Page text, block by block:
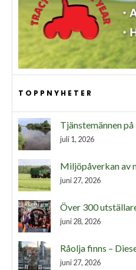
TOPPNYHETER
Tjänstemännen
juli 1, 2026
Miljöpåverkan av
juni 27, 2026
Över 300
juni 28, 2026
Råolja finns –
juni 27, 2026